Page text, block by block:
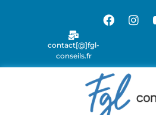
contact[@]fgl-
conseils.fr